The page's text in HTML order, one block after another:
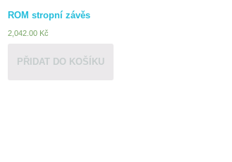
ROM stropní závěs
2,042.00 Kč
PŘIDAT DO KOŠÍKU